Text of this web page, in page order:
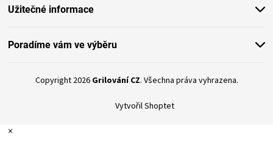
Užitečné informace
Poradíme vám ve výběru
Vytvořil Shoptet
Copyright 2026 Grilování CZ. Všechna práva vyhrazena.
×